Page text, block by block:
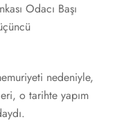
Odacı Başı
nedeniyle,
o tarihte yapım